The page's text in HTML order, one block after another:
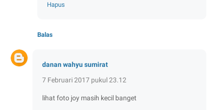
Hapus
Balas
danan wahyu sumirat
7 Februari 2017 pukul 23.12
lihat foto joy masih kecil banget